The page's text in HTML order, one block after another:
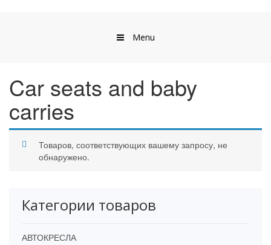
Menu
Car seats and baby
carries
Товаров, соответствующих вашему запросу, не
обнаружено.
Категории товаров
АВТОКРЕСЛА